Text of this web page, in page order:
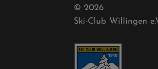
© 2026
Ski-Club Willingen